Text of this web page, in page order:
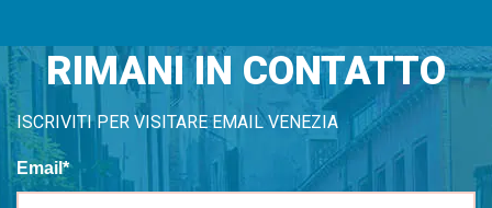
RIMANI IN CONTATTO
ISCRIVITI PER VISITARE EMAIL VENEZIA